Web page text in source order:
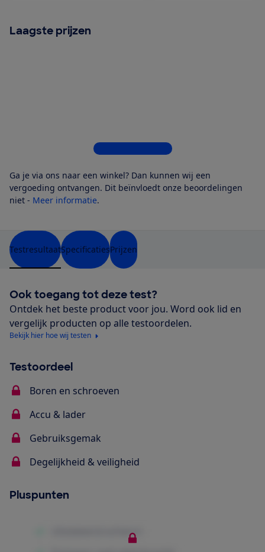
Laagste prijzen
Bekijk alle 5 winkels
Ga je via ons naar een winkel? Dan kunnen wij een
vergoeding ontvangen. Dit beïnvloedt onze beoordelingen
niet - Meer informatie.
TestresultaatSpecificatiesPrijzen
Ook toegang tot deze test?
Ontdek het beste product voor jou. Word ook lid en
vergelijk producten op alle testoordelen.
Bekijk hier hoe wij testen
Testoordeel
Boren en schroeven
Accu & lader
Gebruiksgemak
Degelijkheid & veiligheid
Pluspunten